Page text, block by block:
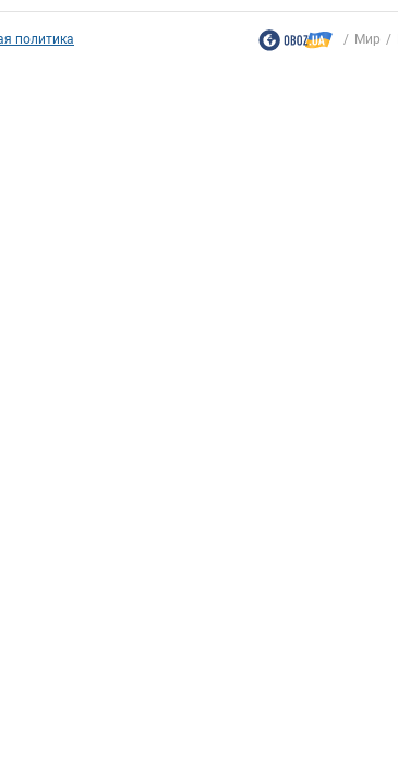
политика Мир